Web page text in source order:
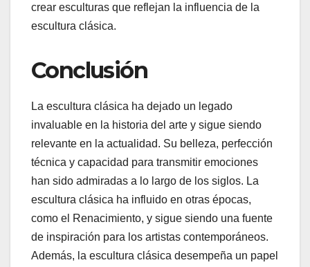
crear esculturas que reflejan la influencia de la
escultura clásica.
Conclusión
La escultura clásica ha dejado un legado
invaluable en la historia del arte y sigue siendo
relevante en la actualidad. Su belleza, perfección
técnica y capacidad para transmitir emociones
han sido admiradas a lo largo de los siglos. La
escultura clásica ha influido en otras épocas,
como el Renacimiento, y sigue siendo una fuente
de inspiración para los artistas contemporáneos.
Además, la escultura clásica desempeña un papel